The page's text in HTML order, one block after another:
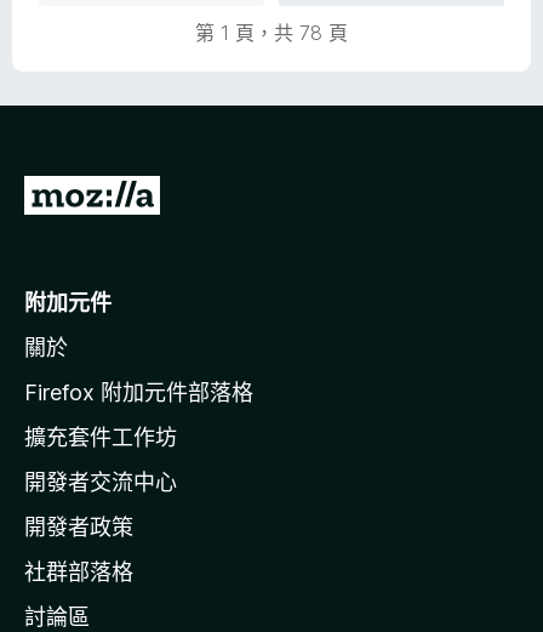
第 1 頁，共 78 頁
前
o
i
l
a
官
網
附加元件
關於
Firefox 附加元件部落格
擴充套件工作坊
開發者交流中心
開發者政策
社群部落格
討論區